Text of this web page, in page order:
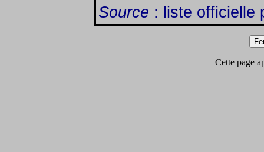
Source : liste officielle
Cette page